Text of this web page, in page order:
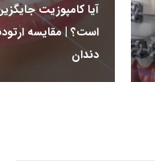
آیا کامپوزیت
است؟ | مقایسه
دندان